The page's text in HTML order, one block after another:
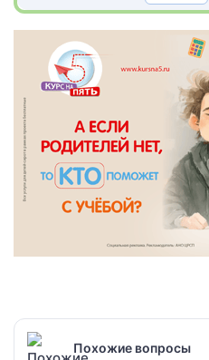
Похожие вопросы